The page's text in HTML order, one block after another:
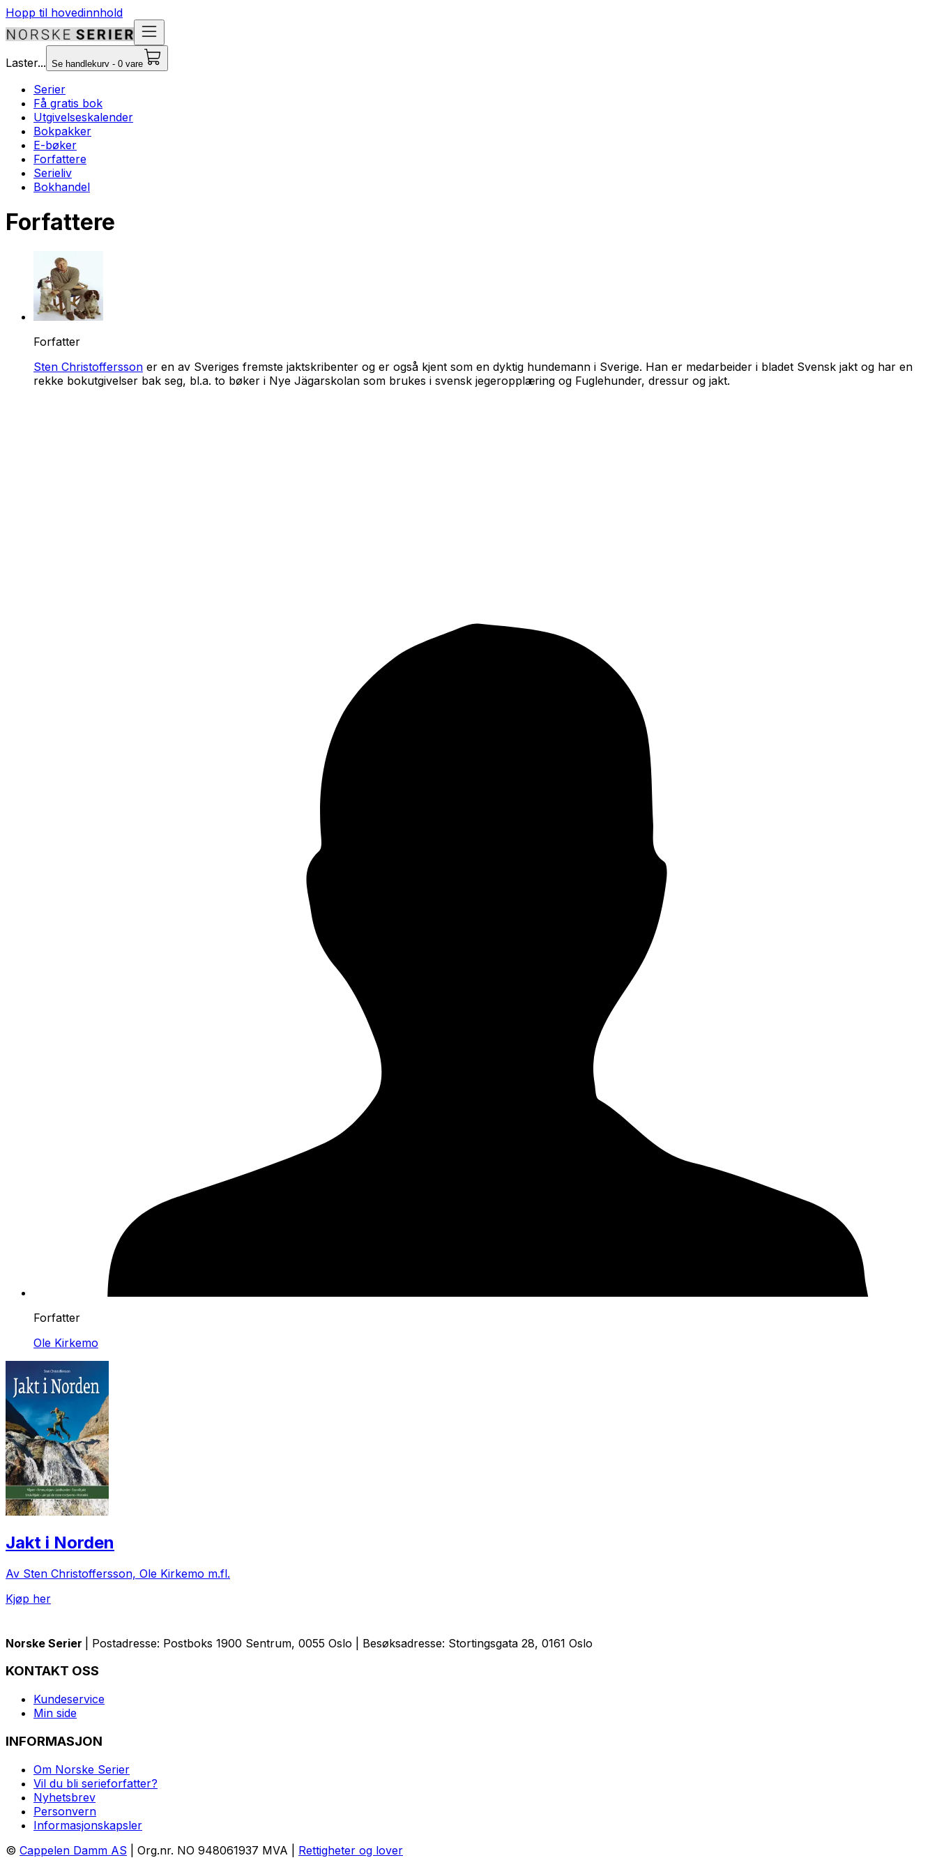
Hopp til hovedinnhold
Laster... Se handlekurv - 0 vare
Serier
Få gratis bok
Utgivelseskalender
Bokpakker
E-bøker
Forfattere
Serieliv
Bokhandel
Forfattere
Forfatter
Sten Christoffersson er en av Sveriges fremste jaktskribenter og er også kjent som en dyktig hundemann i Sverige. Han er medarbeider i bladet Svensk jakt og har en
rekke bokutgivelser bak seg, bl.a. to bøker i Nye Jägarskolan som brukes i svensk jegeropplæring og Fuglehunder, dressur og jakt.
Forfatter
Ole Kirkemo
Jakt i Norden
Av Sten Christoffersson, Ole Kirkemo m.fl.
Kjøp her
Norske Serier | Postadresse: Postboks 1900 Sentrum, 0055 Oslo | Besøksadresse: Stortingsgata 28, 0161 Oslo
KONTAKT OSS
Kundeservice
Min side
INFORMASJON
Om Norske Serier
Vil du bli serieforfatter?
Nyhetsbrev
Personvern
Informasjonskapsler
© Cappelen Damm AS | Org.nr. NO 948061937 MVA | Rettigheter og lover